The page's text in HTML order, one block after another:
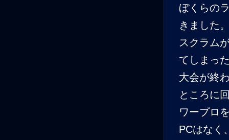
ぼくらの
きました
スクラム
てしまっ
大会が終
ところに
ワープロ
PCはなく